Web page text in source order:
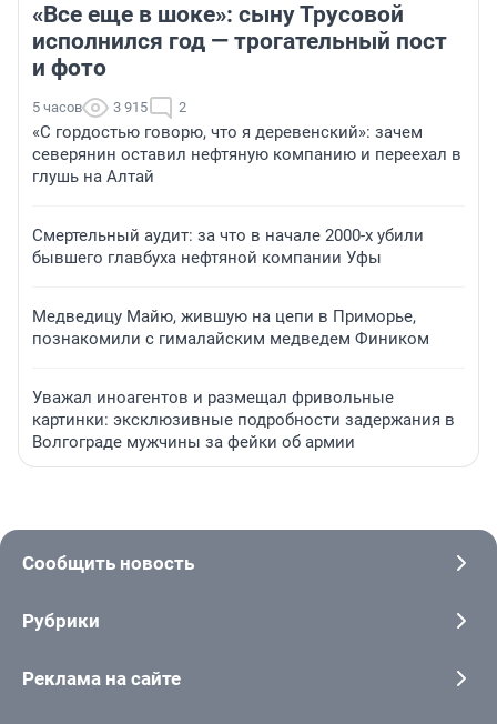
«Все еще в шоке»: сыну Трусовой
исполнился год — трогательный пост
и фото
5 часов 3 915 2
«С гордостью говорю, что я деревенский»: зачем
северянин оставил нефтяную компанию и переехал в
глушь на Алтай
Смертельный аудит: за что в начале 2000-х убили
бывшего главбуха нефтяной компании Уфы
Медведицу Майю, жившую на цепи в Приморье,
познакомили с гималайским медведем Фиником
Уважал иноагентов и размещал фривольные
картинки: эксклюзивные подробности задержания в
Волгограде мужчины за фейки об армии
Сообщить новость
Рубрики
Реклама на сайте